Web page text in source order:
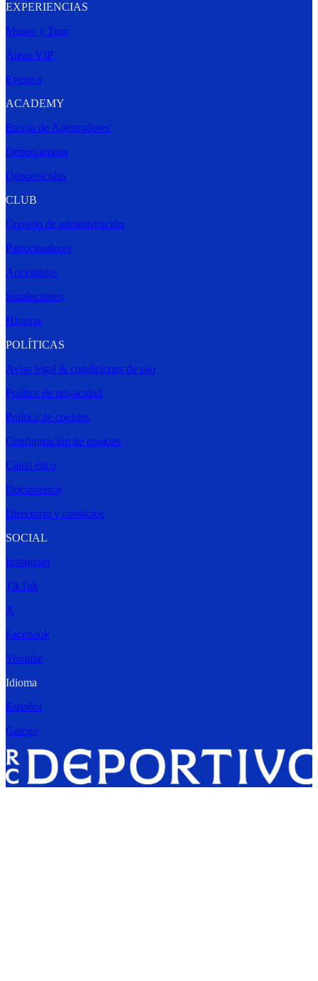
EXPERIENCIAS
Museo y Tour
Áreas VIP
Eventos
ACADEMY
Escola de Adestradores
Déporcampus
Déporescolas
CLUB
Consejo de administración
Patrocinadores
Accionistas
Instalaciones
Historia
POLÍTICAS
Aviso legal & condiciones de uso
Política de privacidad
Política de cookies
Configuración de cookies
Canal ético
Documentos
Directorio y contactos
SOCIAL
Instagram
TikTok
X
Facebook
Youtube
Idioma
Español
Galego